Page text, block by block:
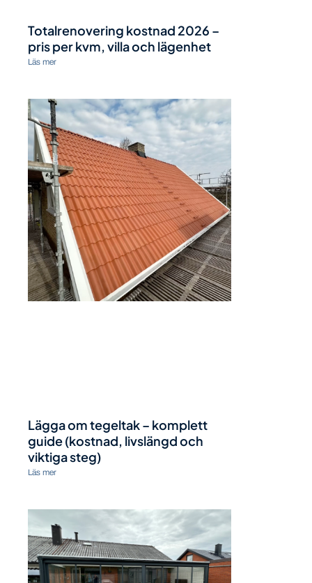
Totalrenovering kostnad 2026 –
pris per kvm, villa och lägenhet
Läs mer
Lägga om tegeltak – komplett
guide (kostnad, livslängd och
viktiga steg)
Läs mer